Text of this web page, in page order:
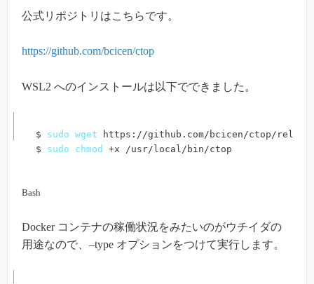
公式リポジトリはこちらです。
https://github.com/bcicen/ctop
WSL2 へのインストールは以下でできました。
$ sudo wget https://github.com/bcicen/ctop/
$ sudo chmod +x /usr/local/bin/ctop
Bash
Docker コンテナの稼働状況をみたいのがウチイダの
用途なので、–type オプションをつけて実行します。